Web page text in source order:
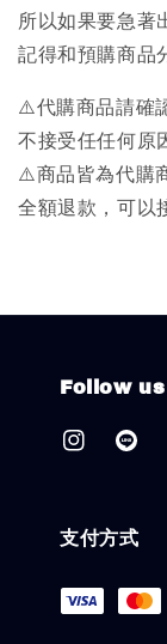
所以如果要急著
記得和預購商品
⚠️代購商品請確
不接受任任何原
⚠️商品皆為代購
全額退款，可以
Follow us
支付方式